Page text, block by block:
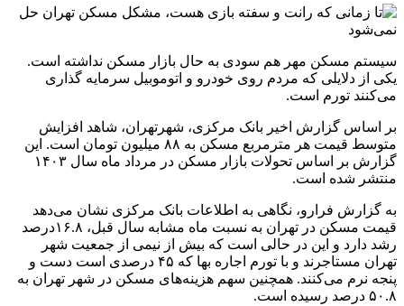
سیستم مسکن مهر هم سودی به حال بازار مسکن نداشته است.
یکی از دلایلی که مردم روی خودرو و اتوموبیل سرمایه گذاری
می‌کنند تورم است.
بر اساس گزارش اخیر بانک مرکزی، شهرتهران، شاهد افزایش
متوسط قیمت هر مترمربع مسکن به ۸۸ میلیون تومان است. این
گزارش بر اساس تحولات بازار مسکن در مرداد ماه سال ۱۴۰۳
منتشر شده است.
به گزارش فرارو، نگاهی به اطلاعات بانک مرکزی نشان می‌دهد
قیمت مسکن در تهران به نسبت ماه مشابه سال قبل، ۱۶.۸درصد
رشد دارد و این در حالی است که بیش از نیمی از جمعیت شهر
تهران مستاجرند و با تورم اجاره بها که ۴۵ درصدی است دست و
پنجه نرم می‌کنند. همچنین سهم هزینه‌های مسکن در شهر تهران به
۵۰.۸ درصد رسیده است.